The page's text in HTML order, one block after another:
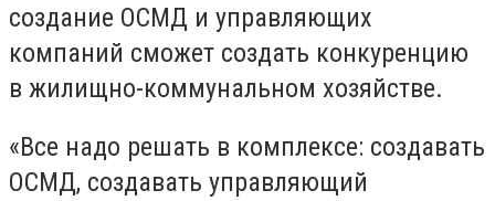
создание ОСМД и управляющих
компаний сможет создать конкуренцию
в жилищно-коммунальном хозяйстве.
«Все надо решать в комплексе: создавать
ОСМД, создавать управляющий